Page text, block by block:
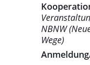
NBNW
Wege)